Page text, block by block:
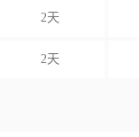
2天
2天